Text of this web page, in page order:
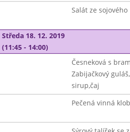
Salát ze sojového
Středa 18. 12. 2019
(11:45 - 14:00)
Česneková s
Zabijačkový
sirup,čaj
Pečená vinná